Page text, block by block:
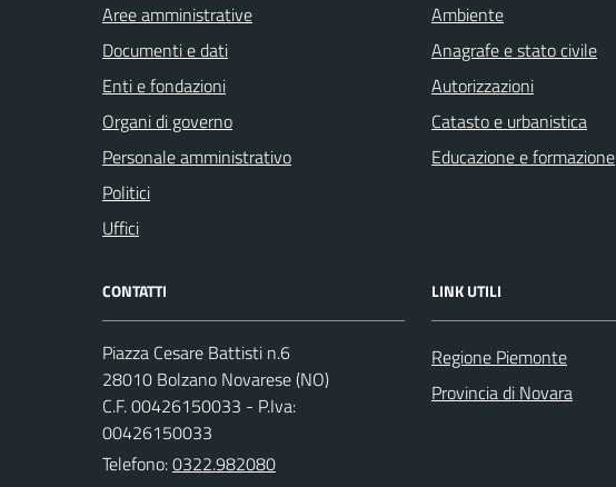
Aree amministrative
Documenti e dati
Enti e fondazioni
Organi di governo
Personale amministrativo
Politici
Uffici
Ambiente
Anagrafe e stato civile
Autorizzazioni
Catasto e urbanistica
Educazione e formazione
CONTATTI
Piazza Cesare Battisti n.6
28010 Bolzano Novarese (NO)
C.F. 00426150033 - P.Iva:
00426150033
Telefono:0322.982080
LINK UTILI
Regione Piemonte
Provincia di Novara